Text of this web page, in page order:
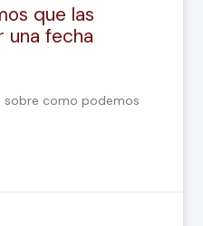
que las
una fecha
sobre como podemos